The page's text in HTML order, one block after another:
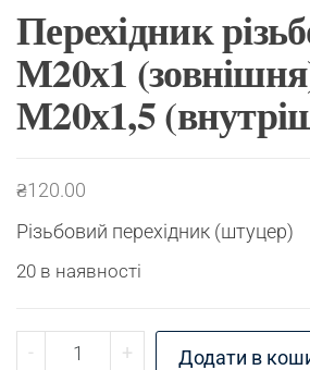
Перехідник
М20х1
М20х1,5
₴120.00
Різьбовий перехідник (штуцер)
20 в наявності
- Перехідник різьбовий
+ Додати в